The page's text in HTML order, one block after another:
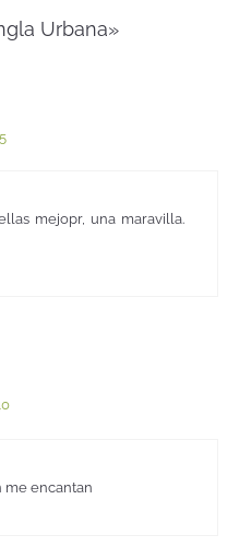
Urbana»
mejopr, una maravilla.
me encantan